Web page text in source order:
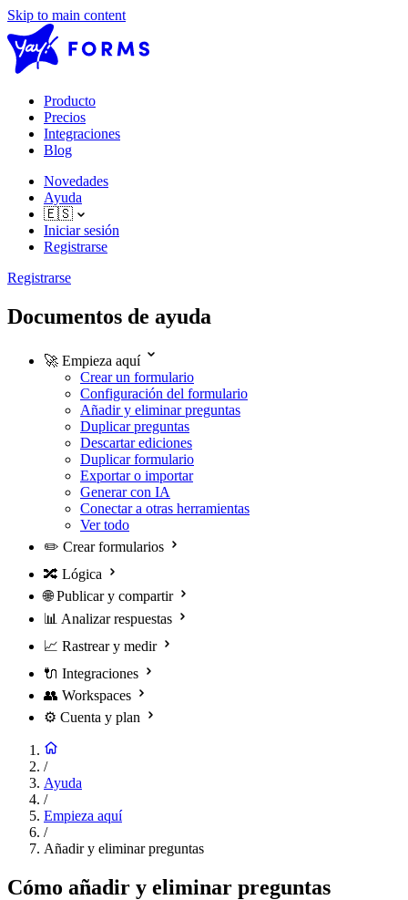
Skip to main content
Producto
Precios
Integraciones
Blog
Novedades
Ayuda
🇪🇸
Iniciar sesión
Registrarse
Registrarse
Documentos de ayuda
🚀 Empieza aquí
Crear un formulario
Configuración del formulario
Añadir y eliminar preguntas
Duplicar preguntas
Descartar ediciones
Duplicar formulario
Exportar o importar
Generar con IA
Conectar a otras herramientas
Ver todo
✏️ Crear formularios
🔀 Lógica
🌐 Publicar y compartir
📊 Analizar respuestas
📈 Rastrear y medir
🔌 Integraciones
👥 Workspaces
⚙️ Cuenta y plan
/
Ayuda
/
Empieza aquí
/
Añadir y eliminar preguntas
Cómo añadir y eliminar preguntas